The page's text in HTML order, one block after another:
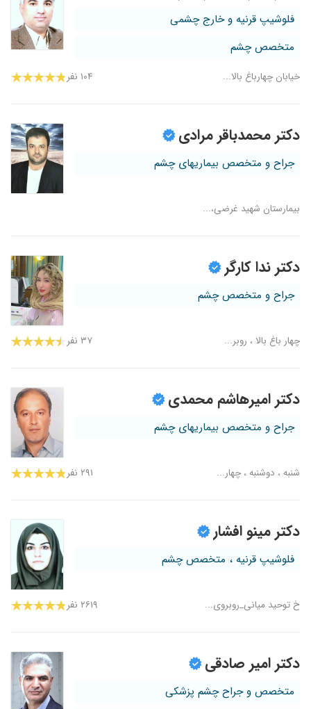
فلوشیپ قرنیه و خارج چشمی
متخصص چشم
خیابان چهارباغ بالا... ۱۰۴ نفر
دکتر محمدباقر مرادی
جراح و متخصص بیماریهای چشم
بیمارستان شهید غرضی،...
دکتر ندا کارگر
جراح و متخصص چشم
چهار باغ بالا ، روبر... ۳۷ نفر
دکتر امیرهاشم محمدی
جراح و متخصص بیماریهای چشم
شنبه ، دوشنبه ، چهار... ۲۹۱ نفر
دکتر مینو افشار
فلوشیپ قرنیه ، متخصص چشم
خ توحید میانی_روبروی... ۲۶۱۹ نفر
دکتر امیر صادقی
متخصص و جراح چشم پزشکی